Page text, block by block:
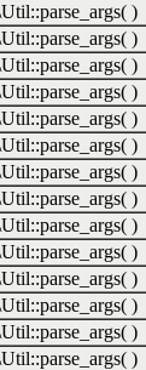
)
)
)
)
)
)
)
)
)
)
)
)
)
)